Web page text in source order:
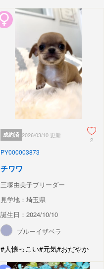
成約済 2026/03/10 更新
2
PY000003873
チワワ
三塚由美子ブリーダー
見学地：埼玉県
誕生日：2024/10/10
ブルーイザベラ
#人懐っこい#元気#おだやか